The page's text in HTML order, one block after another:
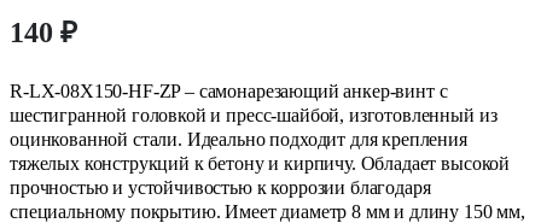
140 ₽
R-LX-08X150-HF-ZP – самонарезающий анкер-винт с
шестигранной головкой и пресс-шайбой, изготовленный из
оцинкованной стали. Идеально подходит для крепления
тяжелых конструкций к бетону и кирпичу. Обладает высокой
прочностью и устойчивостью к коррозии благодаря
специальному покрытию. Имеет диаметр 8 мм и длину 150 мм,